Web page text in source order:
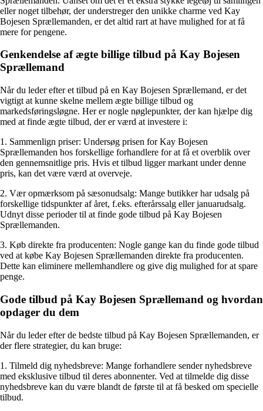
eller noget tilbehør, der understreger den unikke charme ved Kay
Bojesen Sprællemanden, er det altid rart at have mulighed for at få
mere for pengene.
Genkendelse af ægte billige tilbud på Kay Bojesen
Sprællemand
Når du leder efter et tilbud på en Kay Bojesen Sprællemand, er det
vigtigt at kunne skelne mellem ægte billige tilbud og
markedsføringsløgne. Her er nogle nøglepunkter, der kan hjælpe dig
med at finde ægte tilbud, der er værd at investere i:
1. Sammenlign priser: Undersøg prisen for Kay Bojesen
Sprællemanden hos forskellige forhandlere for at få et overblik over
den gennemsnitlige pris. Hvis et tilbud ligger markant under denne
pris, kan det være værd at overveje.
2. Vær opmærksom på sæsonudsalg: Mange butikker har udsalg på
forskellige tidspunkter af året, f.eks. efterårssalg eller januarudsalg.
Udnyt disse perioder til at finde gode tilbud på Kay Bojesen
Sprællemanden.
3. Køb direkte fra producenten: Nogle gange kan du finde gode tilbud
ved at købe Kay Bojesen Sprællemanden direkte fra producenten.
Dette kan eliminere mellemhandlere og give dig mulighed for at spare
penge.
Gode tilbud på Kay Bojesen Sprællemand og hvordan
opdager du dem
Når du leder efter de bedste tilbud på Kay Bojesen Sprællemanden, er
der flere strategier, du kan bruge:
1. Tilmeld dig nyhedsbreve: Mange forhandlere sender nyhedsbreve
med eksklusive tilbud til deres abonnenter. Ved at tilmelde dig disse
nyhedsbreve kan du være blandt de første til at få besked om specielle
tilbud.